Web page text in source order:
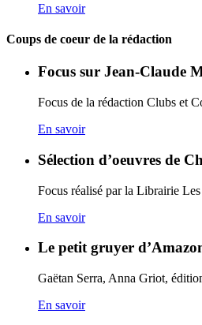
En savoir
Coups de coeur de la rédaction
Focus sur Jean-Claude
Focus de la rédaction Clubs et
En savoir
Sélection d’oeuvres de
Focus réalisé par la Librairie
En savoir
Le petit gruyer
Gaëtan Serra, Anna Griot,
En savoir